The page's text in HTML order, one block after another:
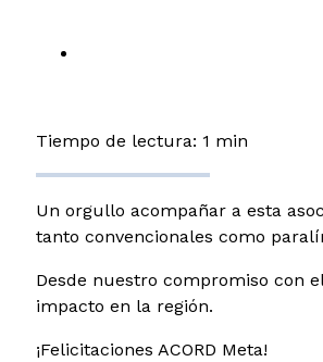
Tiempo de lectura: 1 min
Un orgullo acompañar a esta
tanto convencionales como
Desde nuestro compromiso con
impacto en la región.
¡Felicitaciones ACORD Meta!